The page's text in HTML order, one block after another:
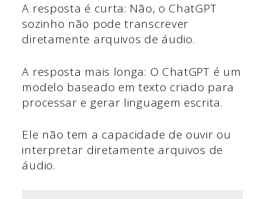
A resposta é curta: Não, o ChatGPT
sozinho não pode transcrever
diretamente arquivos de áudio.
A resposta mais longa: O ChatGPT é um
modelo baseado em texto criado para
processar e gerar linguagem escrita.
Ele não tem a capacidade de ouvir ou
interpretar diretamente arquivos de
áudio.